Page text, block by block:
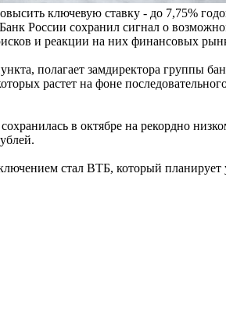
ключевую ставку - до 7,75%
России сохранил сигнал о
и реакции на них финансовых
полагает замдиректора группы
растет на фоне
в октябре на рекордно
стал ВТБ, который планирует